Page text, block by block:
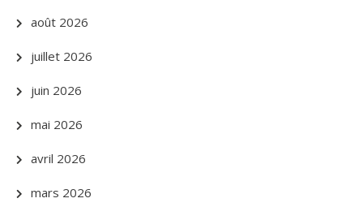
août 2026
juillet 2026
juin 2026
mai 2026
avril 2026
mars 2026